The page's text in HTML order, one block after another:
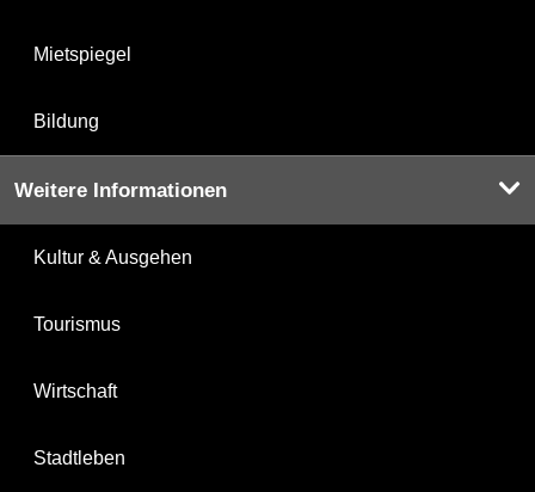
Mietspiegel
Bildung
Weitere Informationen
Kultur & Ausgehen
Tourismus
Wirtschaft
Stadtleben